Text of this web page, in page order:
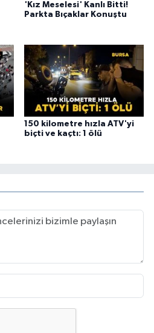
'Kız Meselesi' Kanlı Bitti!
Parkta Bıçaklar Konuştu
150 kilometre hızla ATV'yi
biçti ve kaçtı: 1 ölü